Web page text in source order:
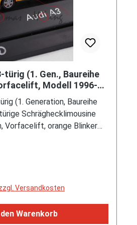
(Teilenummer
LT7 schwarz matt)
ZR 19 91Y vorne sowie
hinten, Herpa, 1:87, mb (EAN
türig (1. Gen., Baureihe
Modell 1996-
Rietze, 1:87, PC-
(1. Generation, Baureihe
Schräghecklimousine
Vorfacelift, orange Blinker
Reihen-Viertakt-
Point-Einspritzung und
Camshaft) sowie 5 Ventilen
sowie 1781
Versandkosten
Warenkorb